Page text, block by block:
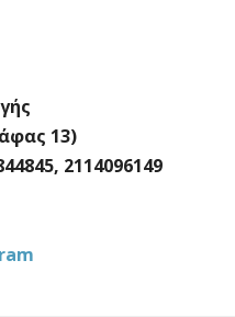
13)
2114096149